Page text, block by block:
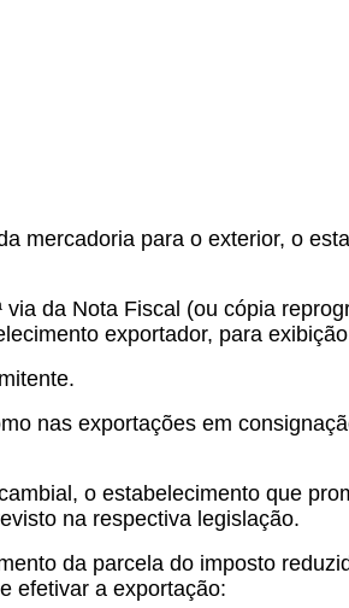
mercadoria para o exterior, o
da Nota Fiscal (ou cópia
exportador, para
nas exportações em
o estabelecimento que
na respectiva legislação.
da parcela do imposto
efetivar a exportação: